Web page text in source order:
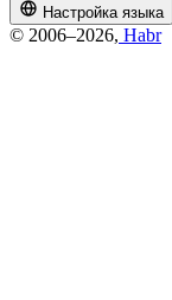
Настройка языка
© 2006–2026, Habr